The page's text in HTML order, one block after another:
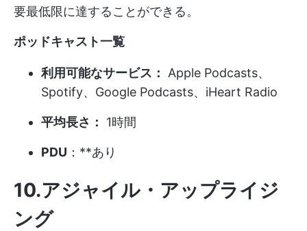
要最低限に達することができる。
ポッドキャスト一覧
利用可能なサービス：
Apple Podcasts、
Spotify、Google Podcasts、iHeart Radio
平均長さ： 1時間
PDU ：**あり
10.アジャイル・アップライジ
ング